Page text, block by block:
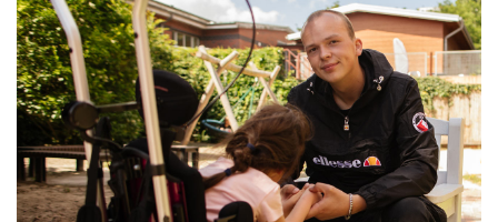
Mehr Informationen» » »